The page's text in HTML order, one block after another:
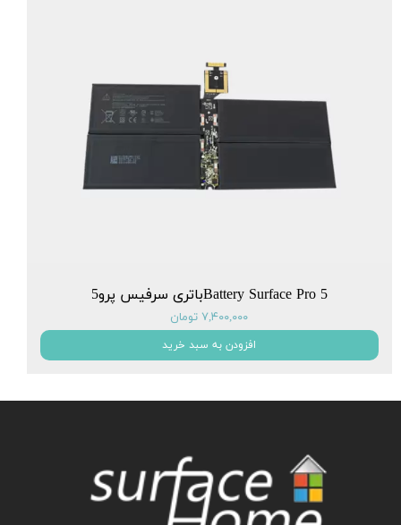
Battery Surface Pro 5باتری سرفیس پرو5
۷,۴۰۰,۰۰۰ تومان
افزودن به سبد خرید